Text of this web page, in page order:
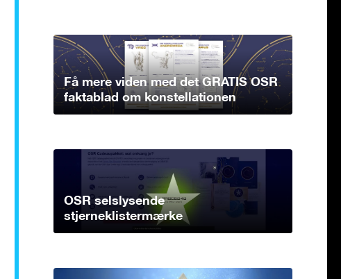
Få mere viden med det GRATIS OSR
faktablad om konstellationen
OSR selslysende
stjerneklistermærke